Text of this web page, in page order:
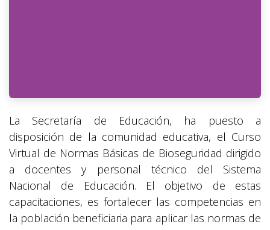
La Secretaría de Educación, ha puesto a
disposición de la comunidad educativa, el Curso
Virtual de Normas Básicas de Bioseguridad dirigido
a docentes y personal técnico del Sistema
Nacional de Educación. El objetivo de estas
capacitaciones, es fortalecer las competencias en
la población beneficiaria para aplicar las normas de